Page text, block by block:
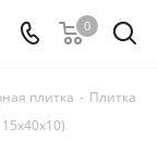
0
плитка - Плитка